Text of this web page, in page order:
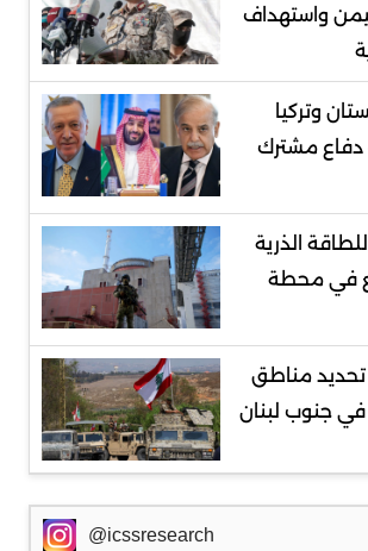
واستهداف
وتركيا
دفاع مشترك
للطاقة الذرية
في محطة
تحديد مناطق
جنوب لبنان
@icssresearch